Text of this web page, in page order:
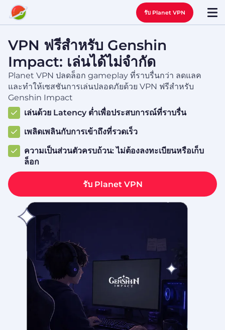
รับ Planet VPN
VPN ฟรีสำหรับ Genshin
Impact: เล่นได้ไม่จำกัด
Planet VPN ปลดล็อก gameplay ที่ราบรื่นกว่า ลดแลค
และทำให้เซสชันการเล่นปลอดภัยด้วย VPN ฟรีสำหรับ
Genshin Impact
เล่นด้วย Latency ต่ำเพื่อประสบการณ์ที่ราบรื่น
เพลิดเพลินกับการเข้าถึงที่รวดเร็ว
ความเป็นส่วนตัวครบถ้วน: ไม่ต้องลงทะเบียนหรือเก็บ
ล็อก
รับ Planet VPN